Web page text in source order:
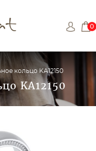
0
кольцо KA12150
KA12150